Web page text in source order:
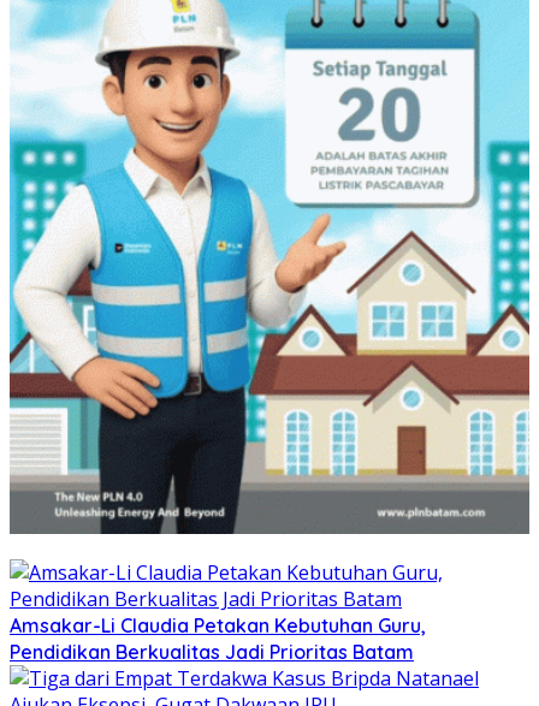
Amsakar-Li Claudia Petakan Kebutuhan Guru,
Pendidikan Berkualitas Jadi Prioritas Batam